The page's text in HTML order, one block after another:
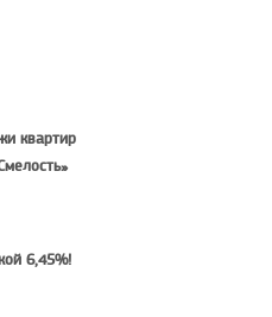
квартир
6,45%!